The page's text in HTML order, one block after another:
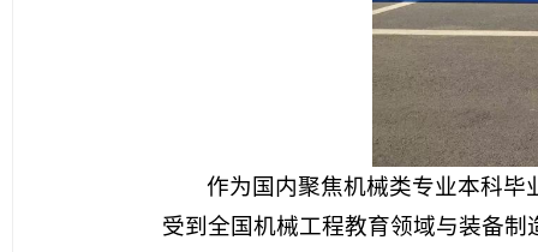
作为国内聚焦机械类专业本科毕
受到全国机械工程教育领域与装备